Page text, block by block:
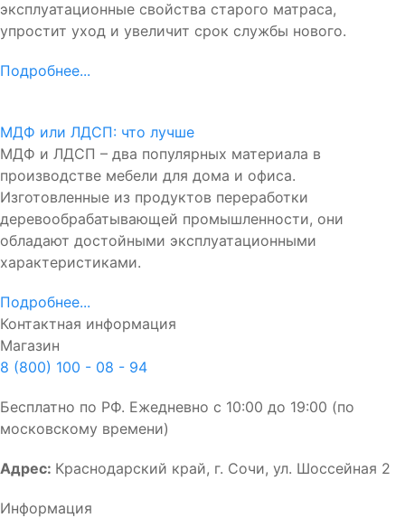
эксплуатационные свойства старого матраса,
упростит уход и увеличит срок службы нового.
Подробнее...
МДФ или ЛДСП: что лучше
МДФ и ЛДСП – два популярных материала в
производстве мебели для дома и офиса.
Изготовленные из продуктов переработки
деревообрабатывающей промышленности, они
обладают достойными эксплуатационными
характеристиками.
Подробнее...
Контактная информация
Магазин
8 (800) 100 - 08 - 94
Бесплатно по РФ. Ежедневно с 10:00 до 19:00 (по
московскому времени)
Адрес: Краснодарский край, г. Сочи, ул. Шоссейная 2
Информация